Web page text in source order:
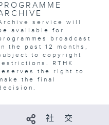
service will
available for
broadcast
the past 12 months,
to copyright
RTHK
the right to
the final
社 交